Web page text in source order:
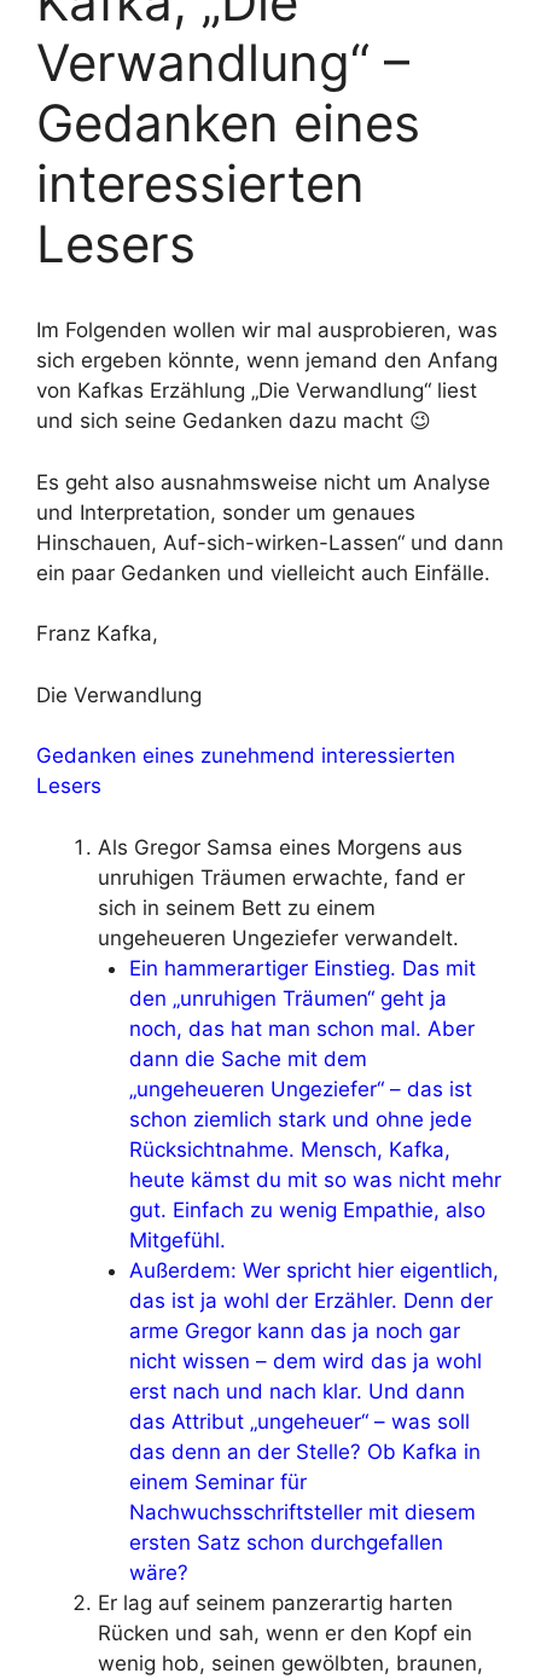
Verwandlung“ –
Gedanken eines
interessierten
Lesers
Im Folgenden wollen wir mal ausprobieren, was
sich ergeben könnte, wenn jemand den Anfang
von Kafkas Erzählung „Die Verwandlung“ liest
und sich seine Gedanken dazu macht 😉
Es geht also ausnahmsweise nicht um Analyse
und Interpretation, sonder um genaues
Hinschauen, Auf-sich-wirken-Lassen“ und dann
ein paar Gedanken und vielleicht auch Einfälle.
Franz Kafka,
Die Verwandlung
Gedanken eines zunehmend interessierten
Lesers
Als Gregor Samsa eines Morgens aus
unruhigen Träumen erwachte, fand er
sich in seinem Bett zu einem
ungeheueren Ungeziefer verwandelt.
Ein hammerartiger Einstieg. Das mit
den „unruhigen Träumen“ geht ja
noch, das hat man schon mal. Aber
dann die Sache mit dem
„ungeheueren Ungeziefer“ – das ist
schon ziemlich stark und ohne jede
Rücksichtnahme. Mensch, Kafka,
heute kämst du mit so was nicht mehr
gut. Einfach zu wenig Empathie, also
Mitgefühl.
Außerdem: Wer spricht hier eigentlich,
das ist ja wohl der Erzähler. Denn der
arme Gregor kann das ja noch gar
nicht wissen – dem wird das ja wohl
erst nach und nach klar. Und dann
das Attribut „ungeheuer“ – was soll
das denn an der Stelle? Ob Kafka in
einem Seminar für
Nachwuchsschriftsteller mit diesem
ersten Satz schon durchgefallen
wäre?
Er lag auf seinem panzerartig harten
Rücken und sah, wenn er den Kopf ein
wenig hob, seinen gewölbten, braunen,